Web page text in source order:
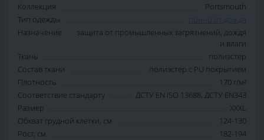
Коллекция
Portsmouth
Тип одежды
пончо от дождя
Назначение
защита от промышленных загрязнений, дождя
и влаги
Ткань
полиэстер
Состав ткани
полиэстер с PU покрытием
Плотность
170 г/м²
Соответствие стандарту
ДСТУ EN ISO 13688, ДСТУ EN343
Размер
XXXL
Обхват грудной клетки, см
124-130
Рост, см
182-194